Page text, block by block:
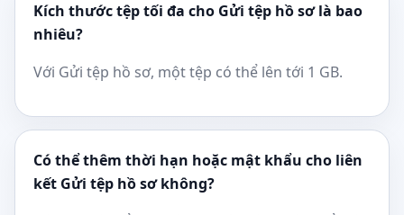
Kích thước tệp tối đa cho Gửi tệp hồ sơ là bao
nhiêu?
Với Gửi tệp hồ sơ, một tệp có thể lên tới 1 GB.
Có thể thêm thời hạn hoặc mật khẩu cho liên
kết Gửi tệp hồ sơ không?